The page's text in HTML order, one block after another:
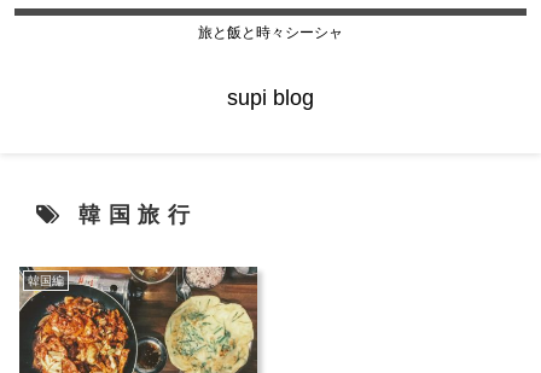
旅と飯と時々シーシャ
supi blog
韓国旅行
韓国編